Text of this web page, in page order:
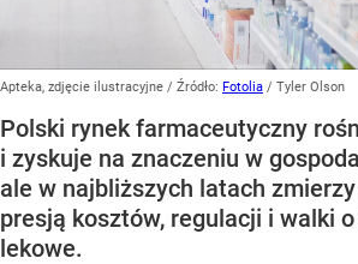
Apteka, zdjęcie ilustracyjne / Źródło: Fotolia / Tyler Olson
Polski rynek farmaceutyczny
i zyskuje na znaczeniu w
ale w najbliższych latach
presją kosztów, regulacji i walki
lekowe.